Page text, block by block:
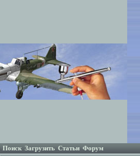
Поиск Загрузить Статьи Форум